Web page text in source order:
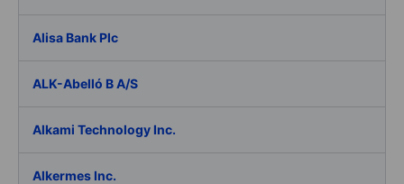
Alisa Bank Plc
ALK-Abelló B A/S
Alkami Technology Inc.
Alkermes Inc.